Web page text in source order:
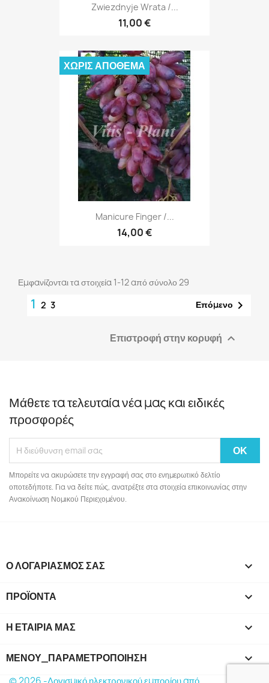
Zwiezdnyje Wrata /...
11,00 €
Manicure Finger /...
14,00 €
ΧΩΡΊΣ ΑΠΌΘΕΜΑ
Εμφανίζονται τα στοιχεία 1-12 από σύνολο 29
1 2 3 Επόμενο 
Επιστροφή στην κορυφή 
Μάθετε τα τελευταία νέα μας και ειδικές
προσφορές
Μπορείτε να ακυρώσετε την εγγραφή σας στο ενημερωτικό δελτίο
οποτεδήποτε. Για να δείτε πώς, ανατρέξτε στα στοιχεία επικοινωνίας στην
Ανακοίνωση Νομικού Περιεχομένου.
Ο ΛΟΓΑΡΙΑΣΜΌΣ ΣΑΣ 
ΠΡΟΪΌΝΤΑ 
Η ΕΤΑΙΡΊΑ ΜΑΣ 
ΜΕΝΟΎ_ΠΑΡΑΜΕΤΡΟΠΟΊΗΣΗ keyboard_arrow_down